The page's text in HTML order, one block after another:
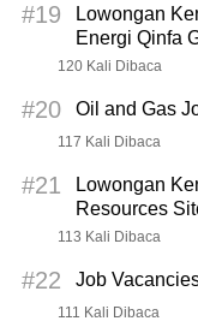
#19
Lowongan
Energi Qinfa
120 Kali Dibaca
#20 Oil and Gas
117 Kali Dibaca
#21
Lowongan
Resources
113 Kali Dibaca
#22 Job
111 Kali Dibaca